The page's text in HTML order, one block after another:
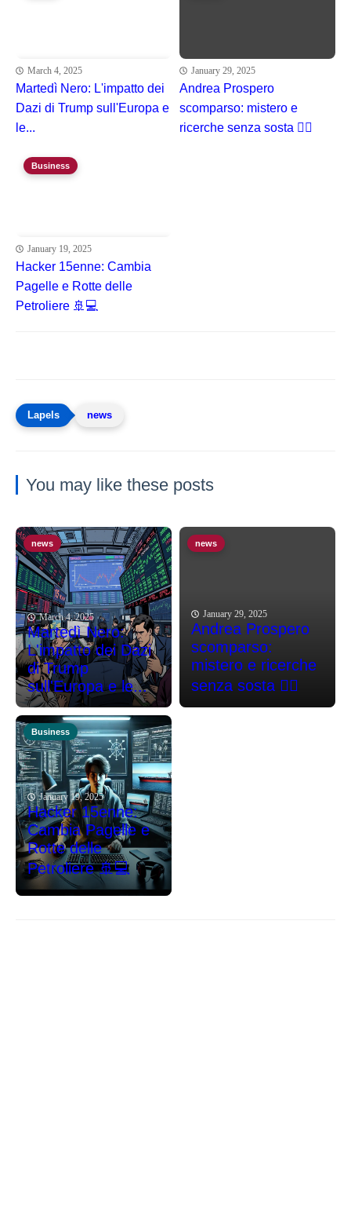
March 4, 2025
Martedì Nero: L'impatto dei
Dazi di Trump sull'Europa e
le...
January 29, 2025
Andrea Prospero
scomparso: mistero e
ricerche senza sosta 🕵️‍♂️
Business
January 19, 2025
Hacker 15enne: Cambia
Pagelle e Rotte delle
Petroliere 🚢💻
news
You may like these posts
news
March 4, 2025
Martedì Nero:
L'impatto dei Dazi
di Trump
sull'Europa e le...
news
January 29, 2025
Andrea Prospero
scomparso:
mistero e ricerche
senza sosta 🕵️‍♂️
Business
January 19, 2025
Hacker 15enne:
Cambia Pagelle e
Rotte delle
Petroliere 🚢💻